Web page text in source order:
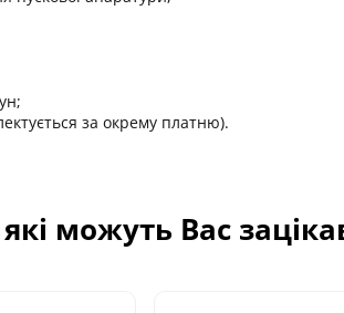
за окрему платню).
можуть Вас